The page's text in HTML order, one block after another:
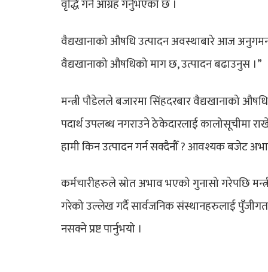
वृद्धि गर्न आग्रह गर्नुभएको छ ।
वैद्यखानाको औषधि उत्पादन अवस्थाबारे आज अनुगमन
वैद्यखानाको औषधिको माग छ, उत्पादन बढाउनुस ।”
मन्त्री पौडेलले बजारमा सिंहदरबार वैद्यखानाको
पदार्थ उपलब्ध नगराउने ठेकेदारलाई कालोसूचीमा
हामी किन उत्पादन गर्न सक्दैनौँ ? आवश्यक बजेट
कर्मचारीहरुले स्रोत अभाव भएको गुनासो गरेपछि
गरेको उल्लेख गर्दै सार्वजनिक संस्थानहरुलाई
नसक्ने प्रष्ट पार्नुभयो ।